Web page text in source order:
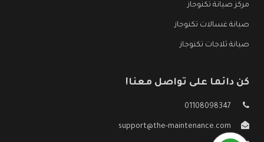
مركز صيانة تكنوجاز
صيانة غسالات تكنوجاز
صيانة ثلاجات تكنوجاز
كن دائما على تواصل معنا!
01108098347
support@the-maintenance.com